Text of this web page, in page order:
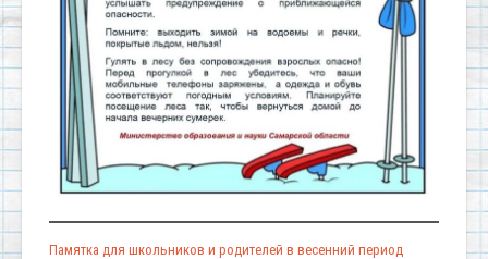
Памятка для школьников и родителей в весенний период